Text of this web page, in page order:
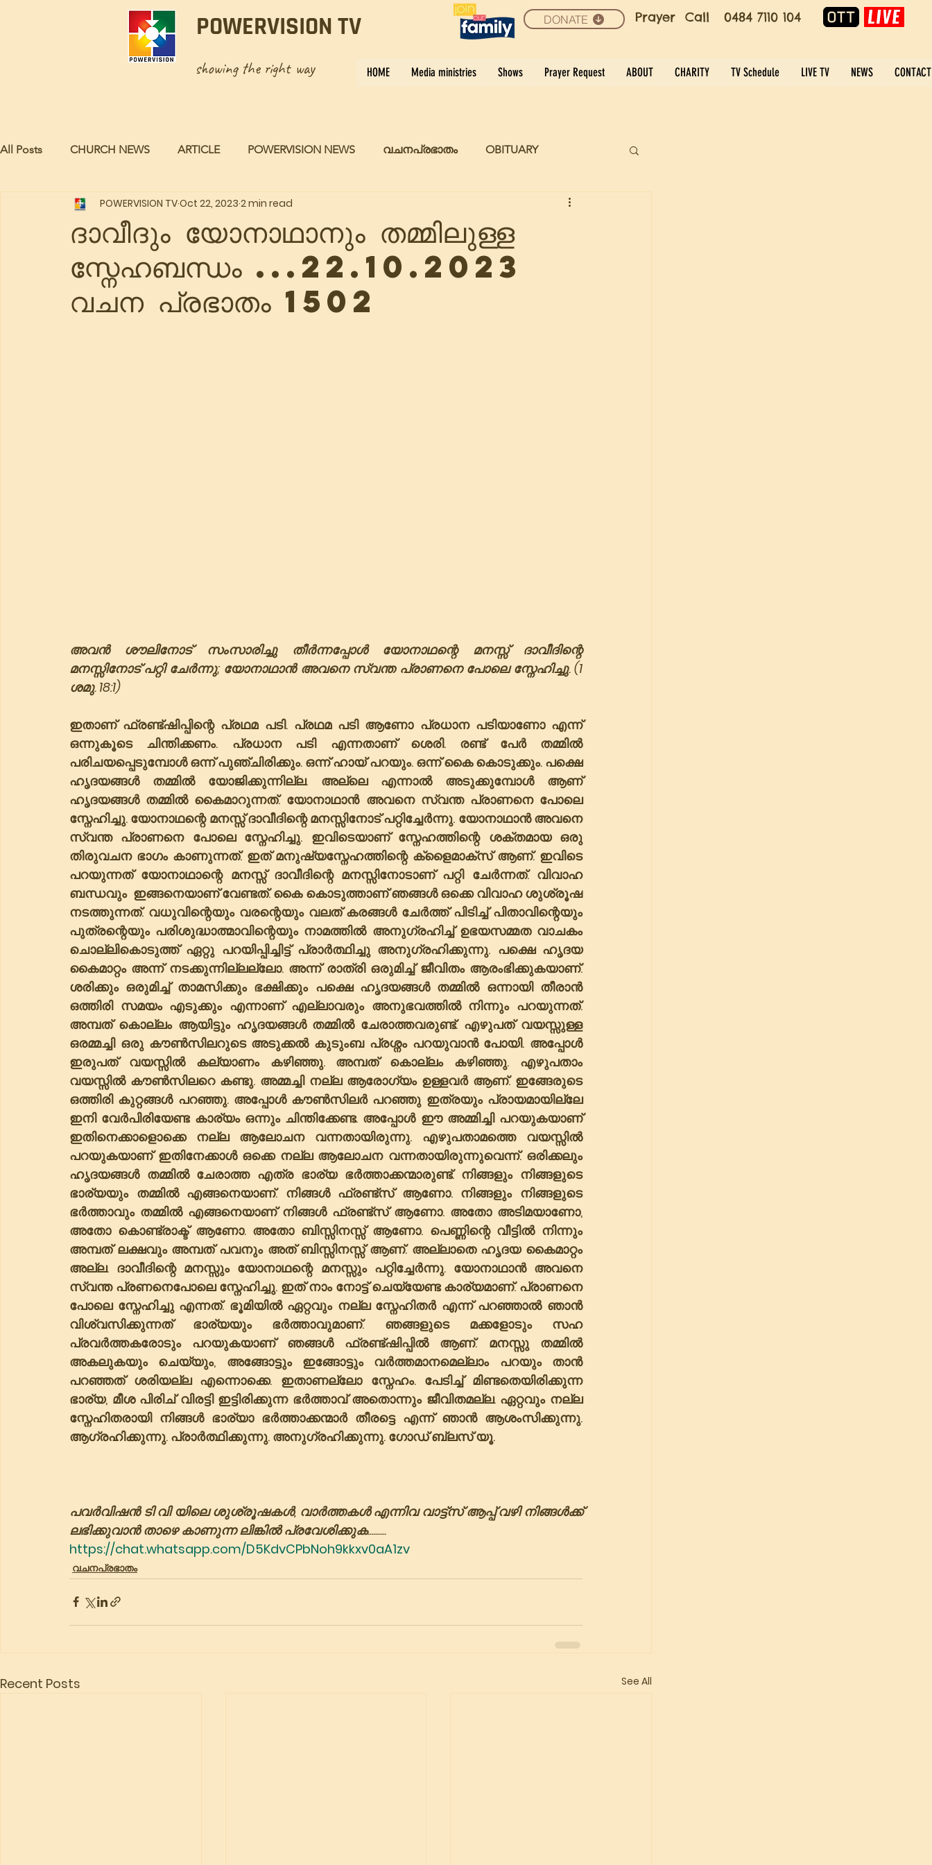
POWERVISION TV
showing the right way
DONATE Prayer Call 0484 7110 104
HOME Media ministries Shows Prayer Request ABOUT CHARITY TV Schedule LIVE TV NEWS CONTACT
All Posts CHURCH NEWS ARTICLE POWERVISION NEWS വചനപ്രഭാതം OBITUARY
ദാവീദും യോനാഥാനും തമ്മിലുള്ള
സ്നേഹബന്ധം ...22.10.2023
വചന പ്രഭാതം 1502
POWERVISION TVOct 22, 2023 2 min read
അവൻ ശൗലിനോട് സംസാരിച്ചു തീർന്നപ്പോൾ യോനാഥന്റെ മനസ്സ് ദാവീദിന്റെ
മനസ്സിനോട് പറ്റി ചേർന്നു; യോനാഥാൻ അവനെ സ്വന്ത പ്രാണനെ പോലെ സ്നേഹിച്ചു. (1
ശമു. 18:1)
ഇതാണ് ഫ്രണ്ട്ഷിപ്പിന്റെ പ്രഥമ പടി. പ്രഥമ പടി ആണോ പ്രധാന പടിയാണോ എന്ന്
ഒന്നുകൂടെ ചിന്തിക്കണം. പ്രധാന പടി എന്നതാണ് ശെരി. രണ്ട് പേർ തമ്മിൽ
പരിചയപ്പെടുമ്പോൾ ഒന്ന് പുഞ്ചിരിക്കും. ഒന്ന് ഹായ് പറയും. ഒന്ന് കൈ കൊടുക്കും. പക്ഷെ
ഹൃദയങ്ങൾ തമ്മിൽ യോജിക്കുന്നില്ല. അല്ലെ എന്നാൽ അടുക്കുമ്പോൾ ആണ്
ഹൃദയങ്ങൾ തമ്മിൽ കൈമാറുന്നത്. യോനാഥാൻ അവനെ സ്വന്ത പ്രാണനെ പോലെ
സ്നേഹിച്ചു. യോനാഥന്റെ മനസ്സ് ദാവീദിന്റെ മനസ്സിനോട് പറ്റിച്ചേർന്നു. യോനാഥാൻ അവനെ
സ്വന്ത പ്രാണനെ പോലെ സ്നേഹിച്ചു. ഇവിടെയാണ് സ്നേഹത്തിന്റെ ശക്തമായ ഒരു
തിരുവചന ഭാഗം കാണുന്നത്. ഇത് മനുഷ്യസ്നേഹത്തിന്റെ ക്ളൈമാക്‌സ് ആണ്. ഇവിടെ
പറയുന്നത് യോനാഥാന്റെ മനസ്സ് ദാവീദിന്റെ മനസ്സിനോടാണ് പറ്റി ചേർന്നത്. വിവാഹ
ബന്ധവും  ഇങ്ങനെയാണ് വേണ്ടത്. കൈ കൊടുത്താണ് ഞങ്ങൾ ഒക്കെ വിവാഹ ശുശ്രൂഷ
നടത്തുന്നത്. വധുവിന്റെയും വരന്റെയും വലത് കരങ്ങൾ ചേർത്ത് പിടിച്ച് പിതാവിന്റെയും
പുത്രന്റെയും പരിശുദ്ധാത്മാവിന്റെയും നാമത്തിൽ അനുഗ്രഹിച്ച് ഉഭയസമ്മത വാചകം
ചൊല്ലികൊടുത്ത് ഏറ്റു പറയിപ്പിച്ചിട്ട് പ്രാർത്ഥിച്ചു അനുഗ്രഹിക്കുന്നു. പക്ഷെ ഹൃദയ
കൈമാറ്റം അന്ന് നടക്കുന്നില്ലല്ലോ. അന്ന് രാത്രി ഒരുമിച്ച് ജീവിതം ആരംഭിക്കുകയാണ്.
ശരിക്കും ഒരുമിച്ച് താമസിക്കും ഭക്ഷിക്കും പക്ഷെ ഹൃദയങ്ങൾ തമ്മിൽ ഒന്നായി തീരാൻ
ഒത്തിരി സമയം എടുക്കും എന്നാണ് എല്ലാവരും അനുഭവത്തിൽ നിന്നും പറയുന്നത്.
അമ്പത് കൊല്ലം ആയിട്ടും ഹൃദയങ്ങൾ തമ്മിൽ ചേരാത്തവരുണ്ട്. എഴുപത് വയസ്സുള്ള
ഒരമ്മച്ചി ഒരു കൗൺസിലറുടെ അടുക്കൽ കുടുംബ പ്രശ്നം പറയുവാൻ പോയി. അപ്പോൾ
ഇരുപത് വയസ്സിൽ കല്യാണം കഴിഞ്ഞു. അമ്പത് കൊല്ലം കഴിഞ്ഞു. എഴുപതാം
വയസ്സിൽ കൗൺസിലറെ കണ്ടു. അമ്മച്ചി നല്ല ആരോഗ്യം ഉള്ളവർ ആണ്. ഇങ്ങേരുടെ
ഒത്തിരി കുറ്റങ്ങൾ പറഞ്ഞു. അപ്പോൾ കൗൺസിലർ പറഞ്ഞു ഇത്രയും പ്രായമായില്ലേ
ഇനി വേർപിരിയേണ്ട കാര്യം ഒന്നും ചിന്തിക്കേണ്ട. അപ്പോൾ ഈ അമ്മിച്ചി പറയുകയാണ്
ഇതിനെക്കാളൊക്കെ നല്ല ആലോചന വന്നതായിരുന്നു. എഴുപതാമത്തെ വയസ്സിൽ
പറയുകയാണ് ഇതിനേക്കാൾ ഒക്കെ നല്ല ആലോചന വന്നതായിരുന്നുവെന്ന്. ഒരിക്കലും
ഹൃദയങ്ങൾ തമ്മിൽ ചേരാത്ത എത്ര ഭാര്യ ഭർത്താക്കന്മാരുണ്ട്. നിങ്ങളും നിങ്ങളുടെ
ഭാര്യയും തമ്മിൽ എങ്ങനെയാണ്. നിങ്ങൾ ഫ്രണ്ട്സ് ആണോ. നിങ്ങളും നിങ്ങളുടെ
ഭർത്താവും തമ്മിൽ എങ്ങനെയാണ് നിങ്ങൾ ഫ്രണ്ട്സ് ആണോ. അതോ അടിമയാണോ,
അതോ കൊണ്ട്രാക്ട് ആണോ. അതോ ബിസ്സിനസ്സ് ആണോ. പെണ്ണിന്റെ വീട്ടിൽ നിന്നും
അമ്പത് ലക്ഷവും അമ്പത് പവനും അത് ബിസ്സിനസ്സ് ആണ്. അല്ലാതെ ഹൃദയ കൈമാറ്റം
അല്ല. ദാവീദിന്റെ മനസ്സും യോനാഥന്റെ മനസ്സും പറ്റിച്ചേർന്നു. യോനാഥാൻ അവനെ
സ്വന്ത പ്രണനെപോലെ സ്നേഹിച്ചു. ഇത് നാം നോട്ട് ചെയ്യേണ്ട കാര്യമാണ്. പ്രാണനെ
പോലെ സ്നേഹിച്ചു എന്നത്. ഭൂമിയിൽ ഏറ്റവും നല്ല സ്നേഹിതർ എന്ന് പറഞ്ഞാൽ ഞാൻ
വിശ്വസിക്കുന്നത് ഭാര്യയും ഭർത്താവുമാണ്. ഞങ്ങളുടെ മക്കളോടും സഹ
പ്രവർത്തകരോടും പറയുകയാണ് ഞങ്ങൾ ഫ്രണ്ട്ഷിപ്പിൽ ആണ്. മനസ്സു തമ്മിൽ
അകലുകയും ചെയ്യും, അങ്ങോട്ടും ഇങ്ങോട്ടും വർത്തമാനമെല്ലാം പറയും താൻ
പറഞ്ഞത് ശരിയല്ല എന്നൊക്കെ. ഇതാണല്ലോ സ്നേഹം. പേടിച്ച് മിണ്ടതെയിരിക്കുന്ന
ഭാര്യ, മീശ പിരിച് വിരട്ടി ഇട്ടിരിക്കുന്ന ഭർത്താവ് അതൊന്നും ജീവിതമല്ല. ഏറ്റവും നല്ല
സ്നേഹിതരായി നിങ്ങൾ ഭാര്യാ ഭർത്താക്കന്മാർ തീരട്ടെ എന്ന് ഞാൻ ആശംസിക്കുന്നു.
ആഗ്രഹിക്കുന്നു. പ്രാർത്ഥിക്കുന്നു. അനുഗ്രഹിക്കുന്നു. ഗോഡ് ബ്ലസ് യൂ.
പവർവിഷൻ ടി വി യിലെ ശുശ്രൂഷകൾ, വാർത്തകൾ എന്നിവ വാട്ട്‌സ് ആപ്പ് വഴി നിങ്ങൾക്ക്
ലഭിക്കുവാൻ താഴെ കാണുന്ന ലിങ്കിൽ പ്രവേശിക്കുക.........
https://chat.whatsapp.com/D5KdvCPbNoh9kkxv0aA1zv
വചനപ്രഭാതം
Recent Posts See All